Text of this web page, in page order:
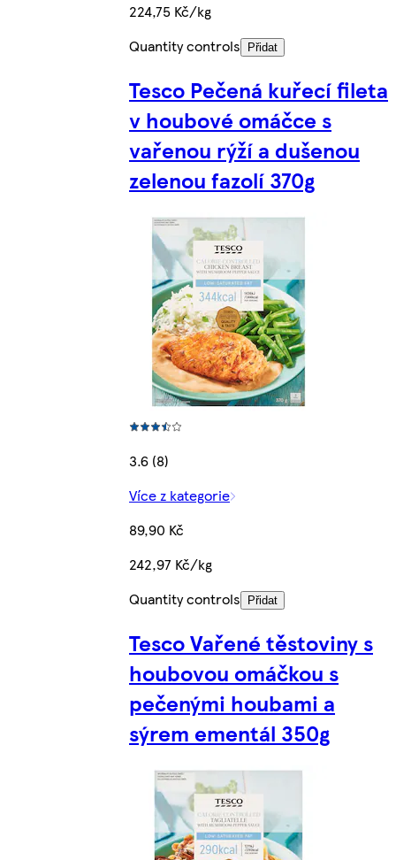
224,75 Kč/kg
Quantity controls
Přidat
Tesco Pečená kuřecí fileta
v houbové omáčce s
vařenou rýží a dušenou
zelenou fazolí 370g
3.6 (8)
Více z kategorie
89,90 Kč
242,97 Kč/kg
Quantity controls
Přidat
Tesco Vařené těstoviny s
houbovou omáčkou s
pečenými houbami a
sýrem ementál 350g